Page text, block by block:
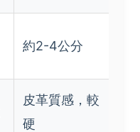
約2-4公分
皮革質感，較
硬